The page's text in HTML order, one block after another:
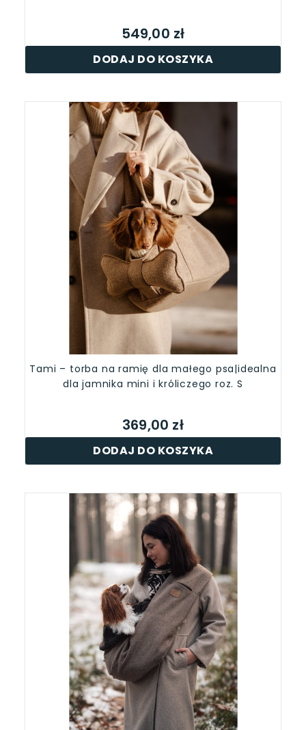
549,00 zł
DODAJ DO KOSZYKA
Tami – torba na ramię dla małego psa|idealna
dla jamnika mini i króliczego roz. S
369,00 zł
DODAJ DO KOSZYKA